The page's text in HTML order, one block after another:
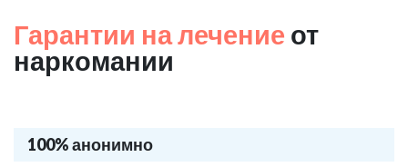
Гарантии на лечение от
наркомании
100% анонимно